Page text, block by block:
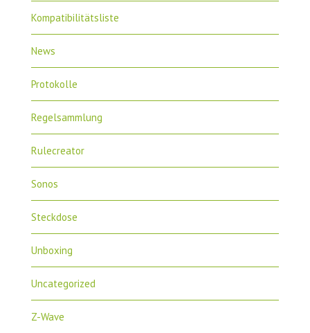
Kompatibilitätsliste
News
Protokolle
Regelsammlung
Rulecreator
Sonos
Steckdose
Unboxing
Uncategorized
Z-Wave